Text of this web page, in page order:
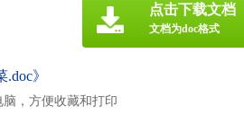
》
，方便收藏和打印
点击下载文档
文档为doc格式